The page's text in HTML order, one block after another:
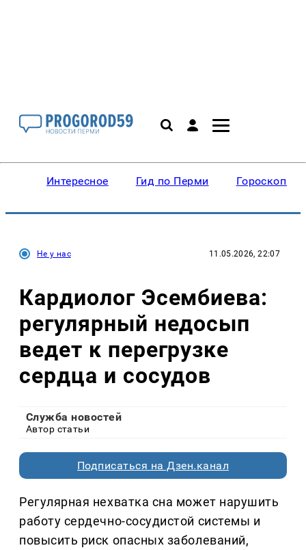
Интересное Гид по Перми Гороскопы
Не у нас 11.05.2026, 22:07
Кардиолог Эсембиева:
регулярный недосып
ведет к перегрузке
сердца и сосудов
Служба новостей
Автор статьи
Подписаться на Дзен.канал
Регулярная нехватка сна может нарушить
работу сердечно-сосудистой системы и
повысить риск опасных заболеваний,